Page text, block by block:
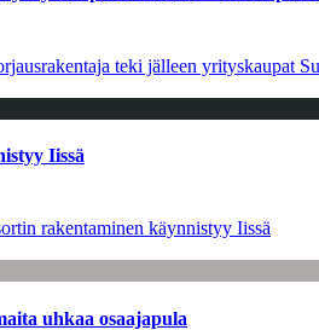
teki jälleen yrityskaupat
Iissä
rakentaminen käynnistyy Iissä
uhkaa osaajapula